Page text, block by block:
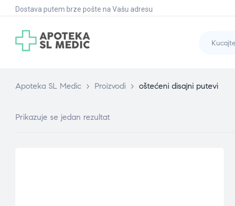
Dostava putem brze pošte na Vašu adresu
Apoteka SL Medic > Proizvodi > oštećeni disajni putevi
Prikazuje se jedan rezultat